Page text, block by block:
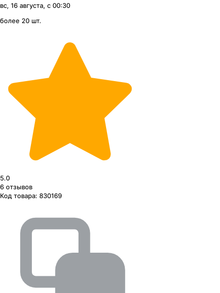
вс, 16 августа, с 00:30
более 20 шт.
5.0
6 отзывов
Код товара: 830169